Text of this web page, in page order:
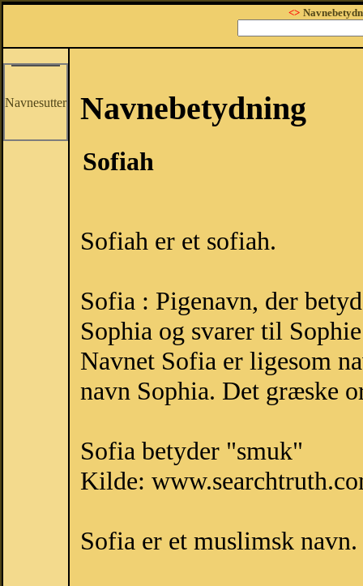
<>
Navnesutter Navnebetydning
Sofiah
Sofiah er et sofiah.
Sofia : Pigenavn, der
Sophia og svarer til
Navnet Sofia er ligesom
navn Sophia. Det græske
Sofia betyder "smuk"
Kilde:
Sofia er et muslimsk navn.